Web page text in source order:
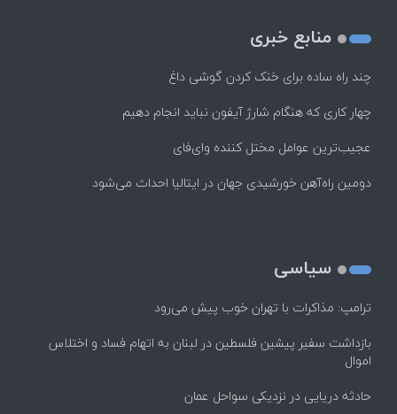
منابع خبری
چند راه‌ ساده برای خنک کردن گوشی داغ
چهار کاری که هنگام شارژ آیفون نباید انجام دهیم
عجیب‌ترین عوامل مختل کننده وای‌فای
دومین راه‌آهن خورشیدی جهان در ایتالیا احداث می‌شود
سیاسی
ترامپ: مذاکرات با تهران خوب پیش می‌رود
بازداشت سفیر پیشین فلسطین در لبنان به اتهام فساد و اختلاس
اموال
حادثه دریایی در نزدیکی سواحل عمان